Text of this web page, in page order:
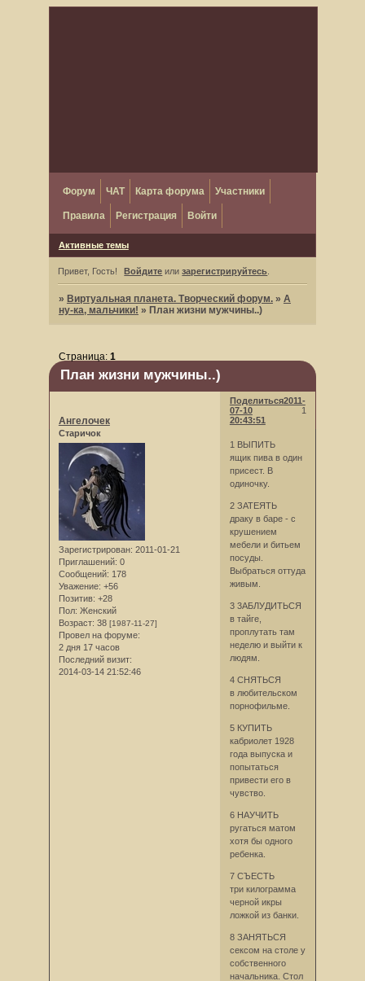
Форум ЧАТ Карта форума Участники
Правила Регистрация Войти
Активные темы
Привет, Гость! Войдите илизарегистрируйтесь
» Виртуальная планета. Творческий форум. » А
ну-ка, мальчики! » План жизни мужчины..)
План жизни мужчины..)
Страница: 1
Поделиться
1
2011-
07-10
20:43:51
Ангелочек
Старичок
Зарегистрирован: 2011-01-21
Приглашений: 0
Сообщений: 178
Уважение: +56
Позитив: +28
Пол: Женский
Возраст: 38 [1987-11-27]
Провел на форуме:
2 дня 17 часов
Последний визит:
2014-03-14 21:52:46
1 ВЫПИТЬ
ящик пива в один
присест. В
одиночку.
2 ЗАТЕЯТЬ
драку в баре - с
крушением
мебели и битьем
посуды.
Выбраться оттуда
живым.
3 3АБЛУДИТЬСЯ
в тайге,
проплутать там
неделю и выйти к
людям.
4 СНЯТЬСЯ
в любительском
порнофильме.
5 КУПИТЬ
кабриолет 1928
года выпуска и
попытаться
привести его в
чувство.
6 НАУЧИТЬ
ругаться матом
хотя бы одного
ребенка.
7 СЪЕСТЬ
три килограмма
черной икры
ложкой из банки.
8 ЗАНЯТЬСЯ
сексом на столе у
собственного
начальника. Стол